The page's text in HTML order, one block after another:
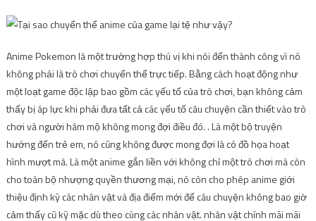
Anime Pokemon là một trường hợp thú vị khi nói đến thành công vì nó
không phải là trò chơi chuyển thể trực tiếp. Bằng cách hoạt động như
một loạt game độc ​​lập bao gồm các yếu tố của trò chơi, bạn không cảm
thấy bị áp lực khi phải đưa tất cả các yếu tố câu chuyện cần thiết vào trò
chơi và người hâm mộ không mong đợi điều đó. . Là một bộ truyện
hướng đến trẻ em, nó cũng không được mong đợi là có đồ họa hoạt
hình mượt mà. Là một anime gắn liền với không chỉ một trò chơi mà còn
cho toàn bộ nhượng quyền thương mại, nó còn cho phép anime giới
thiệu định kỳ các nhân vật và địa điểm mới để câu chuyện không bao giờ
cảm thấy cũ kỹ mặc dù theo cùng các nhân vật. nhân vật chính mãi mãi